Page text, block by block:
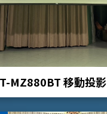
MZ880BT 移動投影